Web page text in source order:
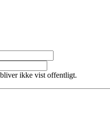
ikke vist offentligt.